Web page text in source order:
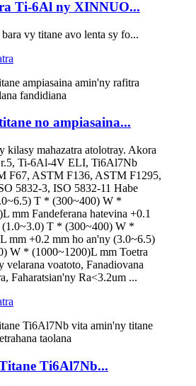
Ti-6Al ny XINNUO...
vy titane avo lenta sy fo...
no ampiasaina...
kilasy mahazatra atolotray. Akora
Ti-6Al-4V ELI, Ti6Al7Nb
F67, ASTM F136, ASTM F1295,
5832-3, ISO 5832-11 Habe
T * (300~400) W *
mm Fandeferana hatevina +0.1
(1.0~3.0) T * (300~400) W *
mm +0.2 mm ho an'ny (3.0~6.5)
W * (1000~1200)L mm Toetra
velarana voatoto, Fanadiovana
Faharatsian'ny Ra<3.2um ...
Ti6Al7Nb...